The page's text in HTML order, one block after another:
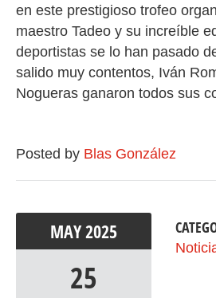
en este prestigioso trofeo
maestro Tadeo y su increíble
deportistas se lo han pasado
salido muy contentos, Iván
Nogueras ganaron todos sus
Posted by Blas González
MAY2025
25